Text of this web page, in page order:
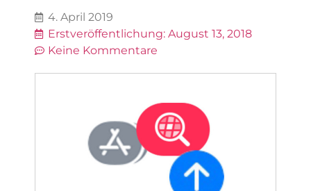
4. April 2019
Erstveröffentlichung: August 13, 2018
Keine Kommentare